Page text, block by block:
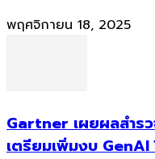
พฤศจิกายน 18, 2025
Gartner เผยผลสำร
เตรียมเพิ่มงบ